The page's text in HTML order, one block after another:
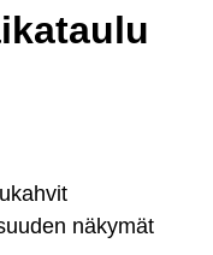
näkymät